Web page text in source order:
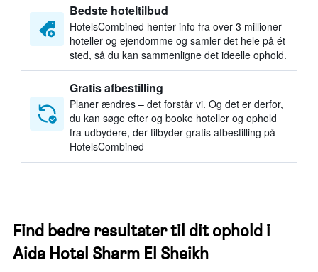
Bedste hoteltilbud
HotelsCombined henter info fra over 3 millioner
hoteller og ejendomme og samler det hele på ét
sted, så du kan sammenligne det ideelle ophold.
Gratis afbestilling
Planer ændres – det forstår vi. Og det er derfor,
du kan søge efter og booke hoteller og ophold
fra udbydere, der tilbyder gratis afbestilling på
HotelsCombined
Find bedre resultater til dit ophold i
Aida Hotel Sharm El Sheikh